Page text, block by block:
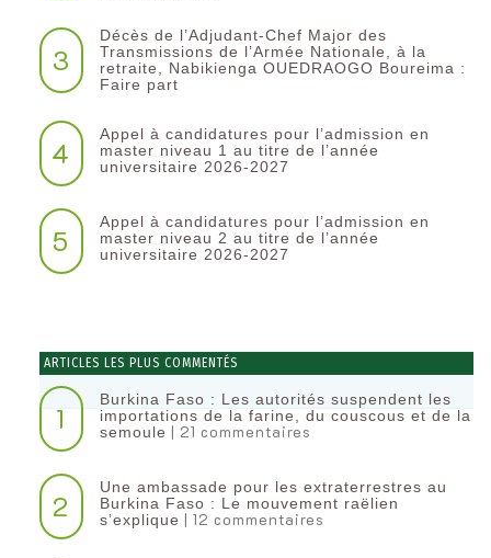
3
Décès de l’Adjudant-Chef Major des
Transmissions de l’Armée Nationale, à la
retraite, Nabikienga OUEDRAOGO Boureima :
Faire part
4
Appel à candidatures pour l’admission en
master niveau 1 au titre de l’année
universitaire 2026-2027
5
Appel à candidatures pour l’admission en
master niveau 2 au titre de l’année
universitaire 2026-2027
ARTICLES LES PLUS COMMENTÉS
1
Burkina Faso : Les autorités suspendent les
importations de la farine, du couscous et de la
semoule | 21 commentaires
2
Une ambassade pour les extraterrestres au
Burkina Faso : Le mouvement raëlien
s’explique | 12 commentaires